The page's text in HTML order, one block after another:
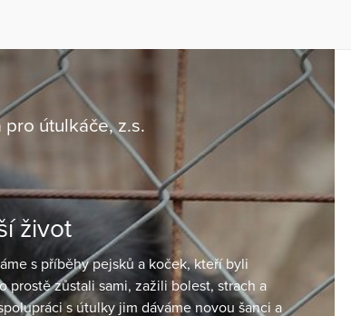
pro útulkáče, z.s.
život
s příběhy pejsků a koček, kteří byli
prostě zůstali sami, zažili bolest, strach a
s útulky jim dáváme novou šanci a